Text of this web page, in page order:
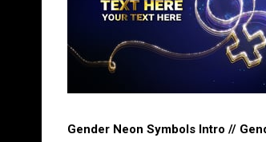
Gender Neon Symbols Intro //